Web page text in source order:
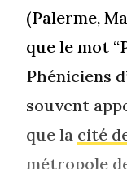
(Palerme,
que le mot
Phéniciens
souvent
que la cité
métropole